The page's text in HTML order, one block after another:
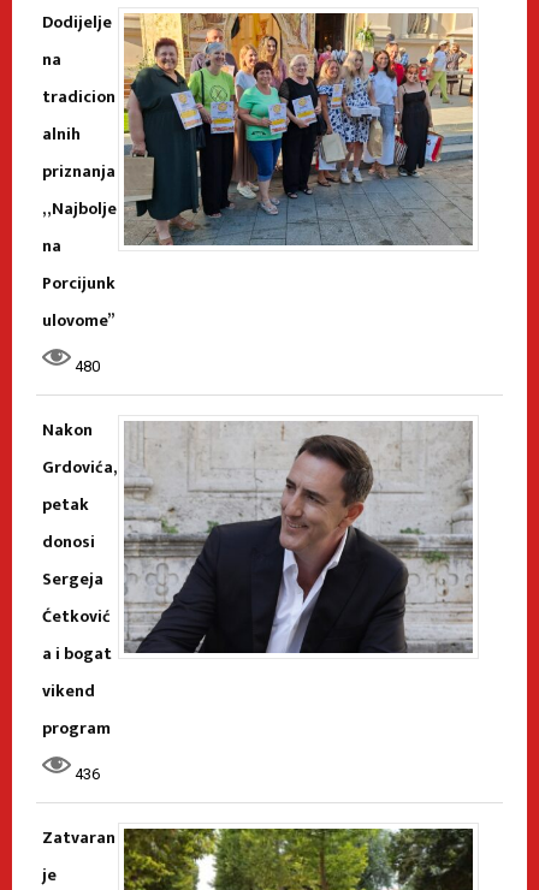
Dodijelje
na
tradicion
alnih
priznanja
„Najbolje
na
Porcijunk
ulovome”
480
Nakon
Grdovića,
petak
donosi
Sergeja
Ćetković
a i bogat
vikend
program
436
Zatvaran
je